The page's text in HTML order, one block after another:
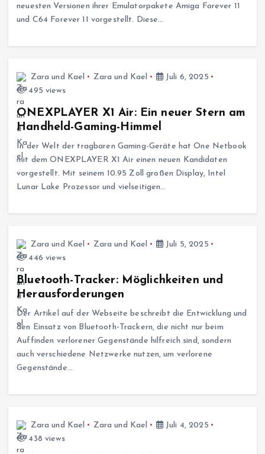
neuesten Versionen ihrer Emulatorpakete Amiga Forever 11
und C64 Forever 11 vorgestellt. Diese…
Zara und Kael Zara und Kael
Juli 6, 2025
495 views
ONEXPLAYER X1 Air: Ein neuer Stern am
Handheld-Gaming-Himmel
In der Welt der tragbaren Gaming-Geräte hat One Netbook
mit dem ONEXPLAYER X1 Air einen neuen Kandidaten
vorgestellt. Mit seinem 10.95 Zoll großen Display, Intel
Lunar Lake Prozessor und vielseitigen…
Zara und Kael Zara und Kael
Juli 5, 2025
446 views
Bluetooth-Tracker: Möglichkeiten und
Herausforderungen
Der Artikel auf der Webseite beschreibt die Entwicklung und
den Einsatz von Bluetooth-Trackern, die nicht nur beim
Auffinden verlorener Gegenstände hilfreich sind, sondern
auch verschiedene Netzwerke nutzen, um verlorene
Gegenstände…
Zara und Kael Zara und Kael
Juli 4, 2025
438 views